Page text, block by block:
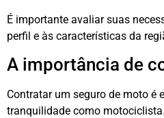
É importante avaliar suas
perfil e às características da
A importância de
Contratar um seguro de moto é
tranquilidade como